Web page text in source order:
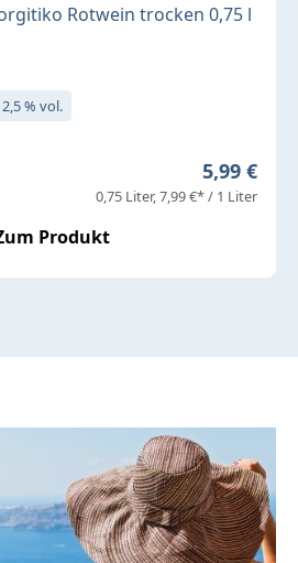
Rotwein trocken 0,75 l
% vol.
Regulärer
5,99 €
0,75 Liter 7,99 €* / 1 Liter
Produkt